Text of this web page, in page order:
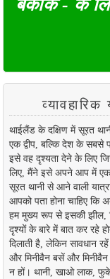
बैंकॉक - के
थाईलैंड के दक्षिण में सूरत
एक द्वीप, बल्कि देश के सबसे
इसे वह दृश्यता देने के लिए
लिए, मैंने इसे अपने आप में एक
सूरत थानी से आने वाली
आपको पता होना चाहिए
हम मुख्य रूप से इसकी झील,
दृश्यों के बारे में बात कर रहे
दिलाती है, लेकिन सावधान
और मिनीवैन बसें और
न हों। थानी, खाओ लाक,